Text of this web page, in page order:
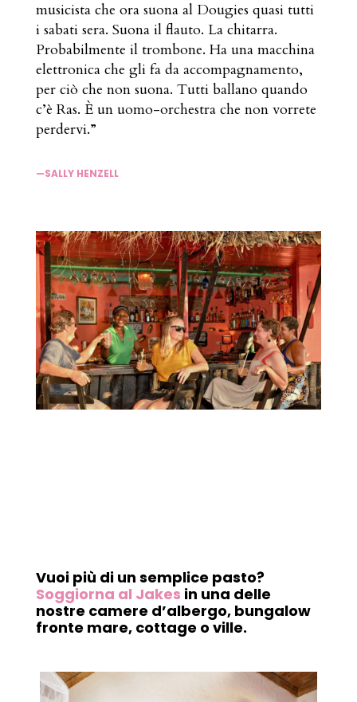
musicista che ora suona al Dougies quasi tutti
i sabati sera. Suona il flauto. La chitarra.
Probabilmente il trombone. Ha una macchina
elettronica che gli fa da accompagnamento,
per ciò che non suona. Tutti ballano quando
c’è Ras. È un uomo-orchestra che non vorrete
perdervi.”
—SALLY HENZELL
Vuoi più di un semplice pasto?
Soggiorna al Jakes in una delle
nostre camere d’albergo, bungalow
fronte mare, cottage o ville.